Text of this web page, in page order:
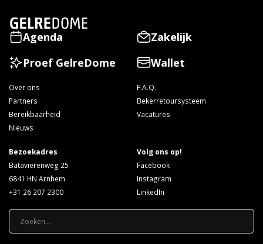
Agenda
Zakelijk
Proef GelreDome
Wallet
Over ons
Partners
Bereikbaarheid
Nieuws
F.A.Q.
Bekerretoursysteem
Vacatures
Bezoekadres
Batavierenweg 25
6841 HN Arnhem
+31 26 207 2300
Volg ons op!
Facebook
Instagram
LinkedIn